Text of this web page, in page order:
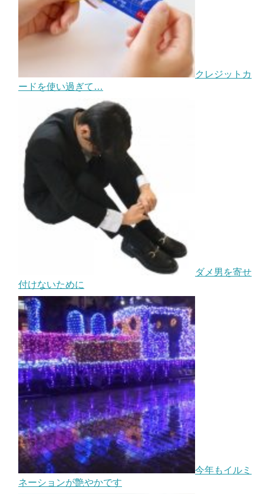
クレジットカ
ードを使い過ぎて…
ダメ男を寄せ
付けないために
今年もイルミ
ネーションが艶やかです